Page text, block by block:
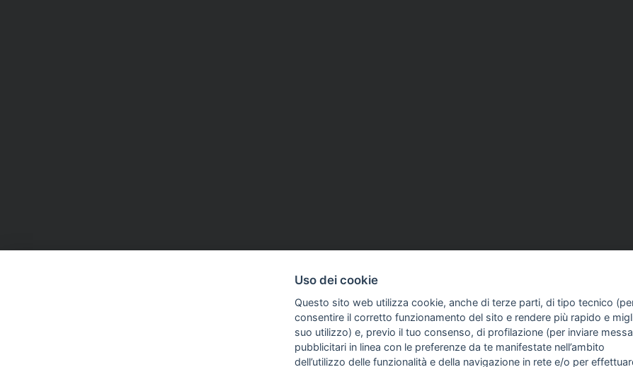
COME TI SENTI?
Uso dei cookie
Questo sito web utilizza cookie, anche di terze parti, di tipo tecnico
consentire il corretto funzionamento del sito e rendere più rapido e
suo utilizzo) e, previo il tuo consenso, di profilazione (per inviare
pubblicitari in linea con le preferenze da te manifestate nell’ambito
dell’utilizzo delle funzionalità e della navigazione in rete e/o per